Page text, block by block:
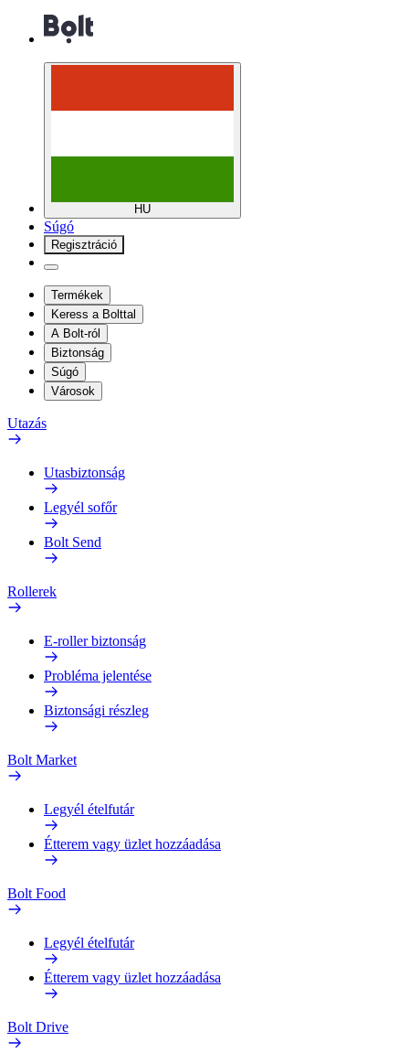
HU
Súgó
Regisztráció
Termékek
Keress a Bolttal
A Bolt-ról
Biztonság
Súgó
Városok
Utazás
Utasbiztonság
Legyél sofőr
Bolt Send
Rollerek
E-roller biztonság
Probléma jelentése
Biztonsági részleg
Bolt Market
Legyél ételfutár
Étterem vagy üzlet hozzáadása
Bolt Food
Legyél ételfutár
Étterem vagy üzlet hozzáadása
Bolt Drive